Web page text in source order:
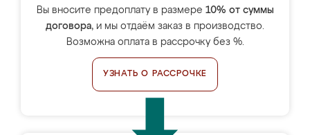
Вы вносите предоплату в размере 10% от суммы
договора, и мы отдаём заказ в производство.
Возможна оплата в рассрочку без %.
УЗНАТЬ О РАССРОЧКЕ